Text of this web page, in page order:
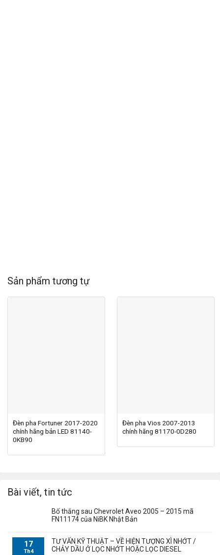
Sản phẩm tương tự
Đèn pha Fortuner 2017-2020
chính hãng bản LED 81140-
0KB90
Đèn pha Vios 2007-2013
chính hãng 81170-0D280
Bài viết, tin tức
Bố thắng sau Chevrolet Aveo 2005 – 2015 mã
FN11174 của NiBK Nhật Bản
17
Th4
TƯ VẤN KỸ THUẬT – VỀ HIỆN TƯỢNG XÌ NHỚT /
CHẢY DẦU Ở LỌC NHỚT HOẶC LỌC DIESEL